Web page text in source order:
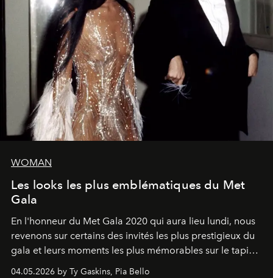
WOMAN
Les looks les plus emblématiques du Met
Gala
En l'honneur du Met Gala 2020 qui aura lieu lundi, nous
revenons sur certains des invités les plus prestigieux du
gala et leurs moments les plus mémorables sur le tapis
04.05.2026 by Ty Gaskins, Pia Bello